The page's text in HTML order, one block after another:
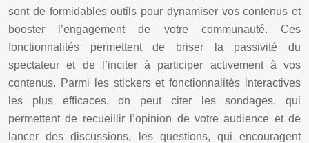
sont de formidables outils pour dynamiser vos contenus et
booster l’engagement de votre communauté. Ces
fonctionnalités permettent de briser la passivité du
spectateur et de l’inciter à participer activement à vos
contenus. Parmi les stickers et fonctionnalités interactives
les plus efficaces, on peut citer les sondages, qui
permettent de recueillir l’opinion de votre audience et de
lancer des discussions, les questions, qui encouragent